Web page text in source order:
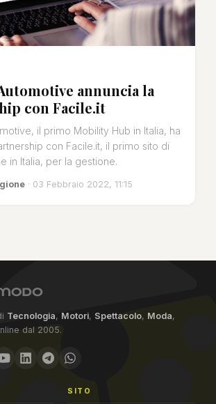
annuncia la
con Facile.it
il primo Mobility Hub in Italia, ha
con Facile.it, il primo sito di
in Italia, per la gestione.
· 03 Febbraio 2022, 11:15
Tecnologia, Motori, Spettacolo, Moda,
dal 2005.
SITO